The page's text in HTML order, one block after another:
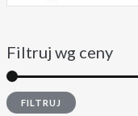
Filtruj wg ceny
FILTRUJ